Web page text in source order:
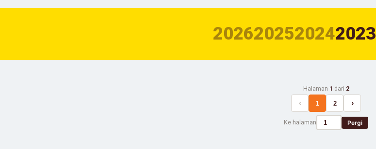
2026202520242023
Halaman 1 dari 2
‹ 1 2 ›
Ke halaman Pergi